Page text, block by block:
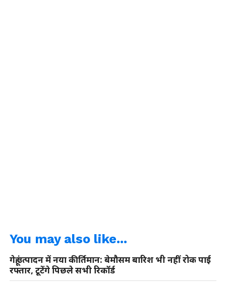
You may also like...
गेहूं उत्पादन में नया कीर्तिमान: बेमौसम बारिश भी नहीं रोक पाई
रफ्तार, टूटेंगे पिछले सभी रिकॉर्ड